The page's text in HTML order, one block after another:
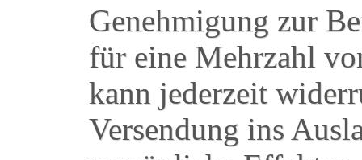
Genehmigung zur
für eine Mehrzahl
kann jederzeit
Versendung ins